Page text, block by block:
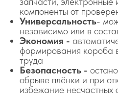
компоненты от
Универсальность-
независимо или в
Экономия -
формирования короба
труда
Безопасность -
обрыве плёнки и при
избежание несчастных